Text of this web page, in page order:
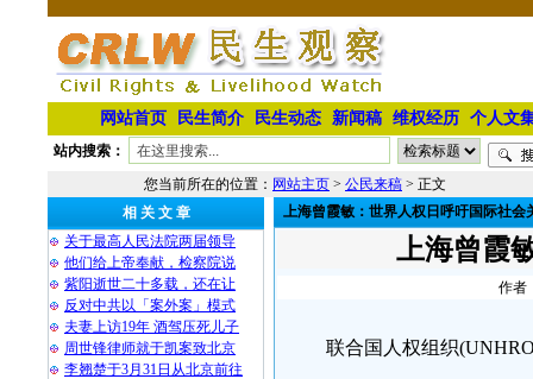
网站首页 民生简介 民生动态 新闻稿 维权经历 个人文
站内搜索：
您当前所在的位置： 网站主页 > 公民来稿 > 正文
相 关 文 章
关于最高人民法院两届领导
他们给上帝奉献，检察院说
紫阳逝世二十多载，还在让
反对中共以「案外案」模式
夫妻上访19年 酒驾压死儿子
周世锋律师就于凯案致北京
李翘楚于3月31日从北京前往
上海曾霞敏：世界人权日呼吁国际社会
上海曾霞
作者
联合国人权组织